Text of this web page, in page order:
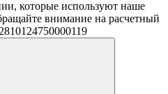
которые используют наше
внимание на расчетный